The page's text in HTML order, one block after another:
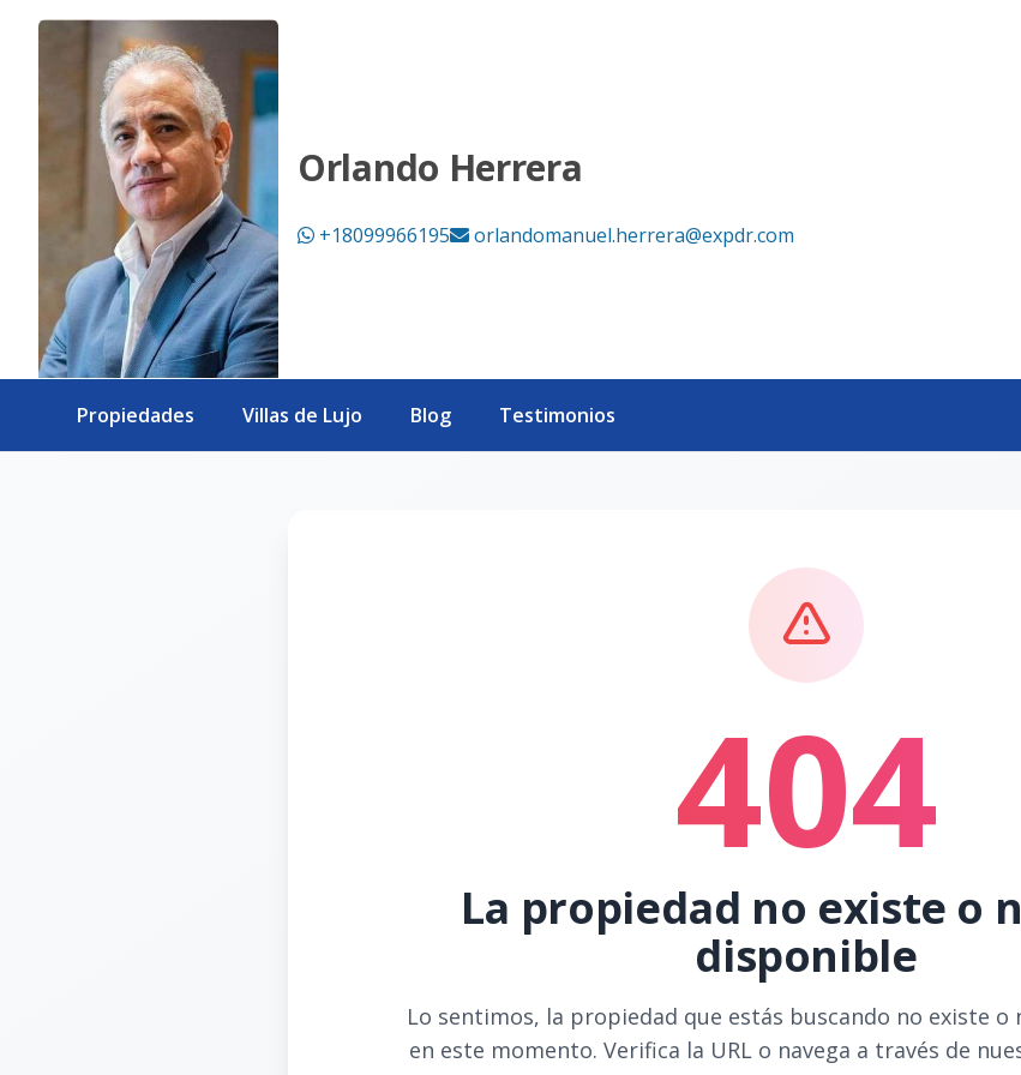
Orlando Herrera
+18099966195 orlandomanuel.herrera@expdr.com
Propiedades Villas de Lujo Blog Testimonios
404
La propiedad no existe o
disponible
Lo sentimos, la propiedad que estás buscando no existe o
en este momento. Verifica la URL o navega a través de
Página no encontrada - eXp Realty República Dominicana